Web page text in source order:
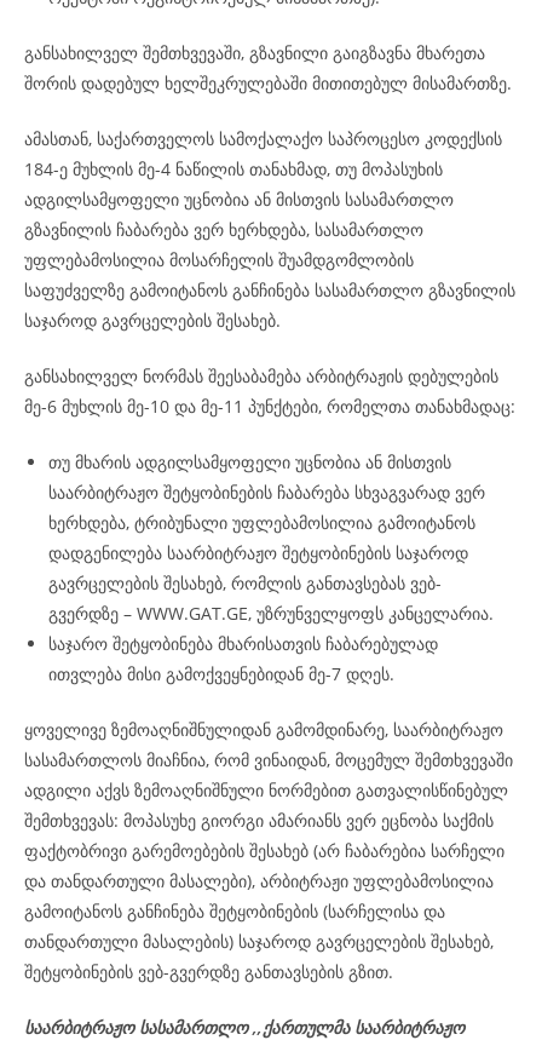
განსახილველ შემთხვევაში, გზავნილი გაიგზავნა მხარეთა
შორის დადებულ ხელშეკრულებაში მითითებულ მისამართზე.
ამასთან, საქართველოს სამოქალაქო საპროცესო კოდექსის
184-ე მუხლის მე-4 ნაწილის თანახმად, თუ მოპასუხის
ადგილსამყოფელი უცნობია ან მისთვის სასამართლო
გზავნილის ჩაბარება ვერ ხერხდება, სასამართლო
უფლებამოსილია მოსარჩელის შუამდგომლობის
საფუძველზე გამოიტანოს განჩინება სასამართლო გზავნილის
საჯაროდ გავრცელების შესახებ.
განსახილველ ნორმას შეესაბამება არბიტრაჟის დებულების
მე-6 მუხლის მე-10 და მე-11 პუნქტები, რომელთა თანახმადაც:
თუ მხარის ადგილსამყოფელი უცნობია ან მისთვის
საარბიტრაჟო შეტყობინების ჩაბარება სხვაგვარად ვერ
ხერხდება, ტრიბუნალი უფლებამოსილია გამოიტანოს
დადგენილება საარბიტრაჟო შეტყობინების საჯაროდ
გავრცელების შესახებ, რომლის განთავსებას ვებ-
გვერდზე – WWW.GAT.GE, უზრუნველყოფს კანცელარია.
საჯარო შეტყობინება მხარისათვის ჩაბარებულად
ითვლება მისი გამოქვეყნებიდან მე-7 დღეს.
ყოველივე ზემოაღნიშნულიდან გამომდინარე, საარბიტრაჟო
სასამართლოს მიაჩნია, რომ ვინაიდან, მოცემულ შემთხვევაში
ადგილი აქვს ზემოაღნიშნული ნორმებით გათვალისწინებულ
შემთხვევას: მოპასუხე გიორგი ამარიანს ვერ ეცნობა საქმის
ფაქტობრივი გარემოებების შესახებ (არ ჩაბარებია სარჩელი
და თანდართული მასალები), არბიტრაჟი უფლებამოსილია
გამოიტანოს განჩინება შეტყობინების (სარჩელისა და
თანდართული მასალების) საჯაროდ გავრცელების შესახებ,
შეტყობინების ვებ-გვერდზე განთავსების გზით.
საარბიტრაჟო სასამართლო ,,ქართულმა საარბიტრაჟო